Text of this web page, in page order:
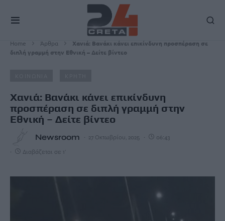
Home Άρθρα
Χανιά: Βανάκι κάνει επικίνδυνη προσπέραση σε
διπλή γραμμή στην Εθνική – Δείτε βίντεο
Χανιά: Βανάκι κάνει επικίνδυνη
προσπέραση σε διπλή γραμμή στην
Εθνική – Δείτε βίντεο
Newsroom 27 Οκτωβρίου, 2025 06:43
Διαβάζεται σε 1'